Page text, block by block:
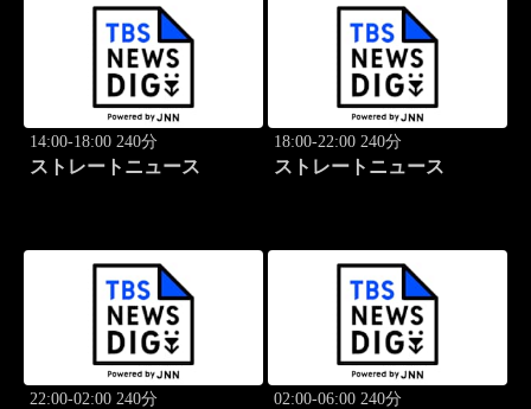
14:00-18:00 240分
ストレートニュース
18:00-22:00 240分
ストレートニュース
22:00-02:00 240分 02:00-06:00 240分